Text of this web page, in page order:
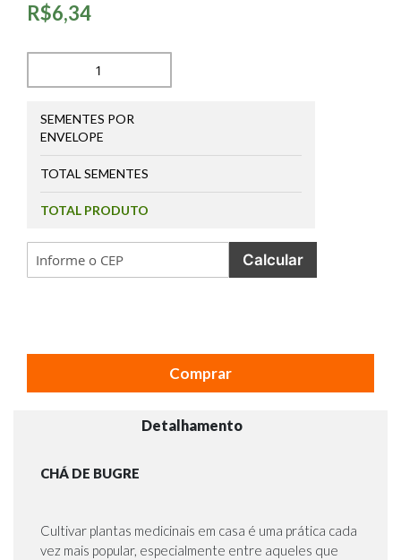
R$6,34
SEMENTES POR
ENVELOPE
TOTAL SEMENTES
TOTAL PRODUTO
Calcular
Comprar
Detalhamento
CHÁ DE BUGRE
Cultivar plantas medicinais em casa é uma prática cada
vez mais popular, especialmente entre aqueles que